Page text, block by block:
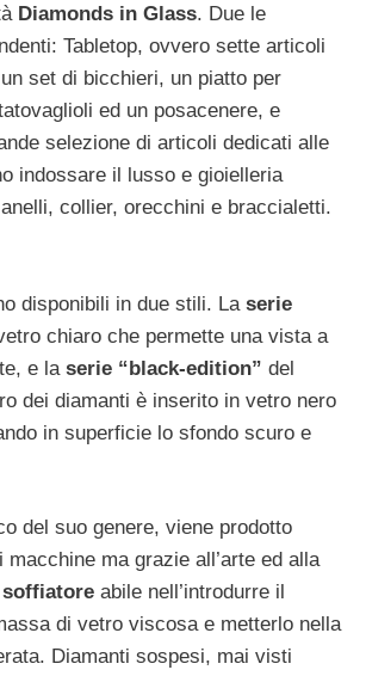
Diamonds in Glass. Due le
Tabletop, ovvero sette articoli
set di bicchieri, un piatto per
ed un posacenere, e
selezione di articoli dedicati alle
indossare il lusso e gioielleria
collier, orecchini e braccialetti.
disponibili in due stili. La serie
chiaro che permette una vista a
e la serie “black-edition” del
dei diamanti è inserito in vetro nero
in superficie lo sfondo scuro e
del suo genere, viene prodotto
macchine ma grazie all’arte ed alla
soffiatore abile nell’introdurre il
di vetro viscosa e metterlo nella
Diamanti sospesi, mai visti